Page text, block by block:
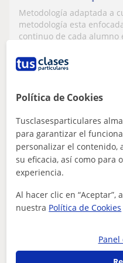
niveles
Metodología adaptada a
metodología esta
continuo de cada alumno
20€/
Sergio
Rivas-Vaciamadrid
Estudiantes de
Política de Cookies
Tusclasesparticulares
para garantizar el
personalizar el contenido,
su eficacia, así como para
experiencia.
Al hacer clic en “Aceptar”,
nuestra Política de Cookies
Panel